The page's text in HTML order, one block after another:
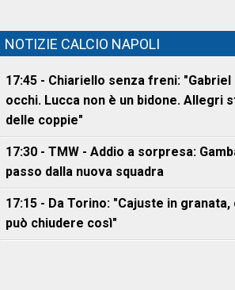
NOTIZIE CALCIO NAPOLI
17:45 - Chiariello senza freni:
occhi. Lucca non è un bidone. Allegri
delle coppie"
17:30 - TMW - Addio a sorpresa:
passo dalla nuova squadra
17:15 - Da Torino: "Cajuste in
può chiudere così"